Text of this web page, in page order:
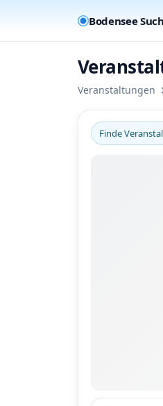
Bodensee
Veranstaltungen
Finde